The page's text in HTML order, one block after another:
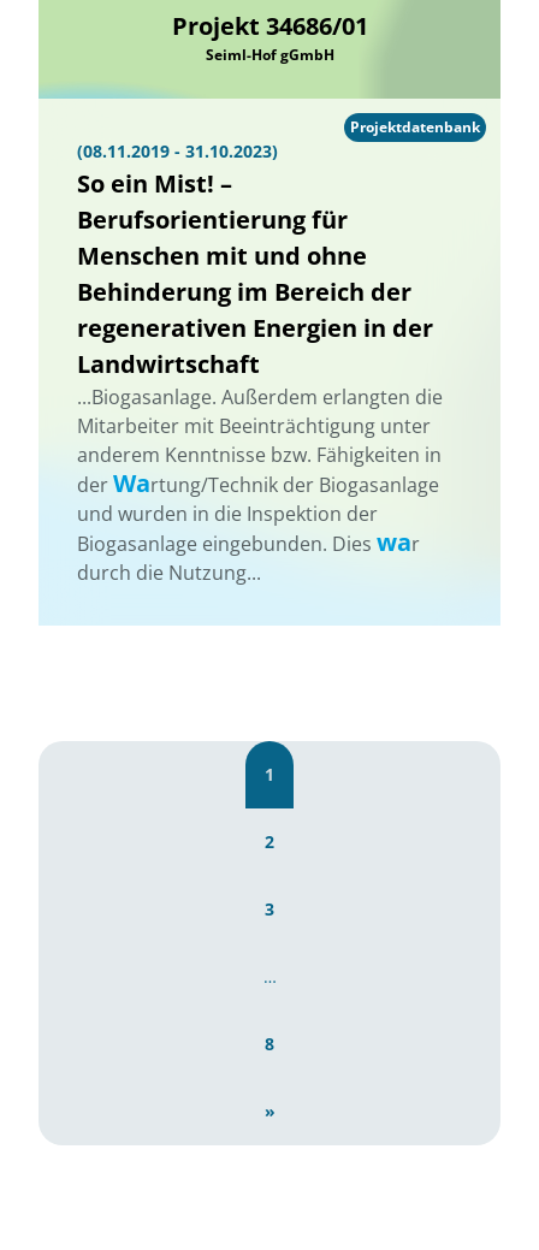
Projekt 34686/01
Seiml-Hof gGmbH
(08.11.2019 - 31.10.2023)
So ein Mist! –
Berufsorientierung für
Menschen mit und ohne
Behinderung im Bereich der
regenerativen Energien in der
Landwirtschaft
...Biogasanlage. Außerdem erlangten die
Mitarbeiter mit Beeinträchtigung unter
anderem Kenntnisse bzw. Fähigkeiten in
derWartung/Technik der Biogasanlage
und wurden in die Inspektion der
Biogasanlage eingebunden. Dies war
durch die Nutzung...
Projektdatenbank
1
2
3
…
8
»